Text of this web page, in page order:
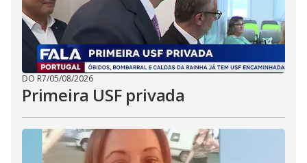
DO R7/05/08/2026
Primeira USF privada